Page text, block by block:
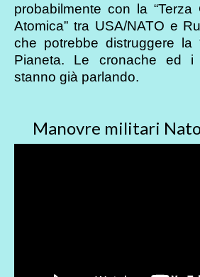
probabilmente con la “Terza
Atomica” tra USA/NATO e
che potrebbe distruggere la
Pianeta. Le cronache ed i
stanno già parlando.
Manovre militari